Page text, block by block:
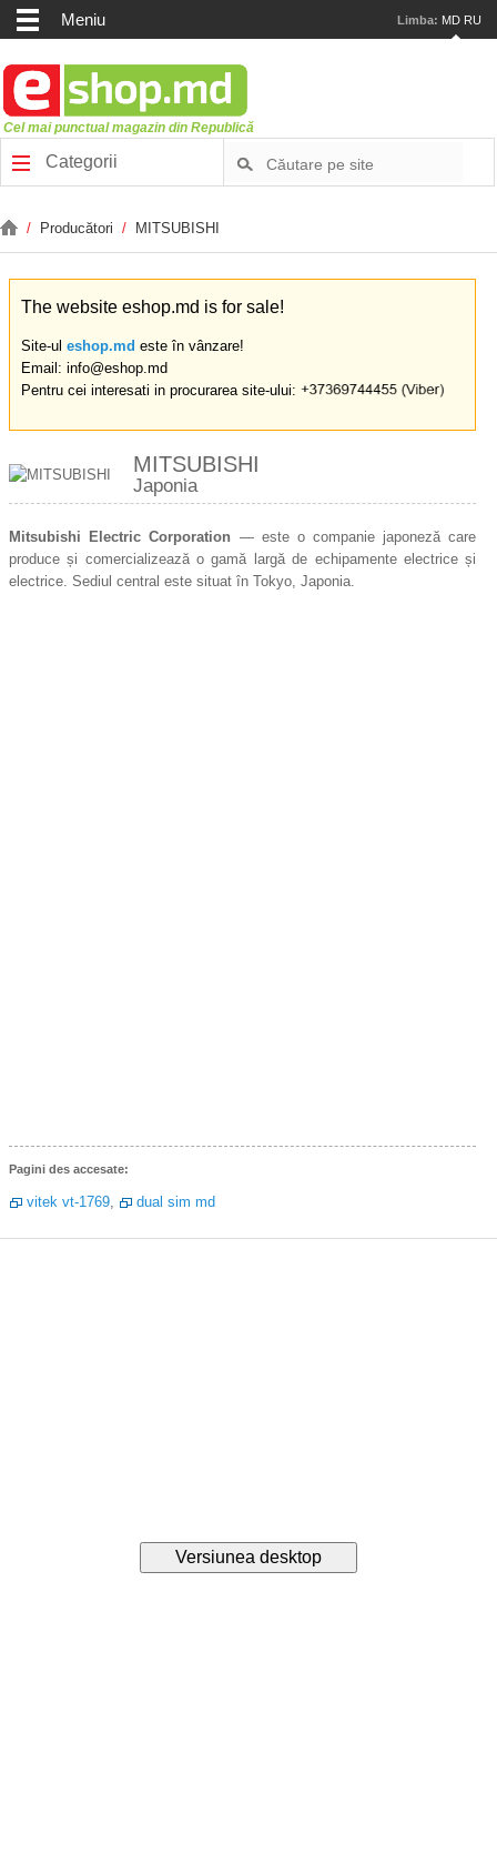
Meniu Limba: MD RU
Cel mai punctual magazin din Republică
Categorii
/ Producători / MITSUBISHI
The website eshop.md is for sale!
Site-ul eshop.md este în vânzare!
Email: info@eshop.md
Pentru cei interesati in procurarea site-ului:
MITSUBISHI
Japonia
Mitsubishi Electric Corporation — este o companie japoneză care
produce și comercializează o gamă largă de echipamente electrice și
electrice. Sediul central este situat în Tokyo, Japonia.
Pagini des accesate:
vitek vt-1769, dual sim md